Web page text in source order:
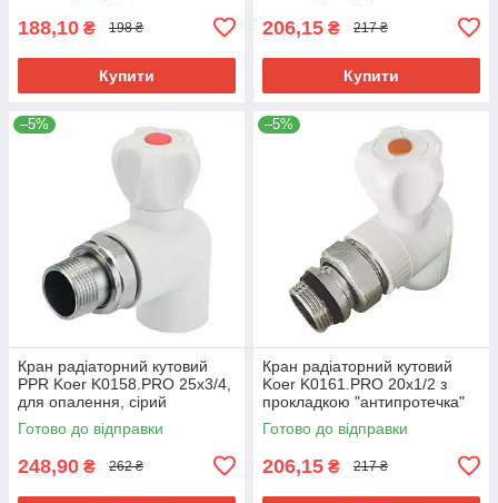
188,10 ₴ 198 ₴
Купити
206,15 ₴ 217 ₴
Купити
–5%
Кран радіаторний кутовий
PPR Koer K0158.PRO 25x3/4,
для опалення, сірий
(KP0202)
Готово до відправки
248,90 ₴ 262 ₴
–5%
Кран радіаторний кутовий
Koer K0161.PRO 20x1/2 з
прокладкою "антипротечка"
PPR (KP0207)
Готово до відправки
206,15 ₴ 217 ₴